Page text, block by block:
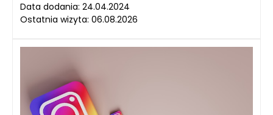
Data dodania: 24.04.2024
Ostatnia wizyta: 06.08.2026